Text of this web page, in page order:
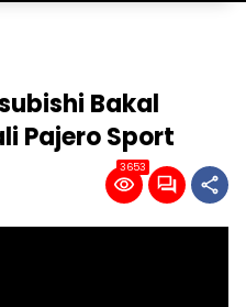
Bakal
Pajero Sport
3653